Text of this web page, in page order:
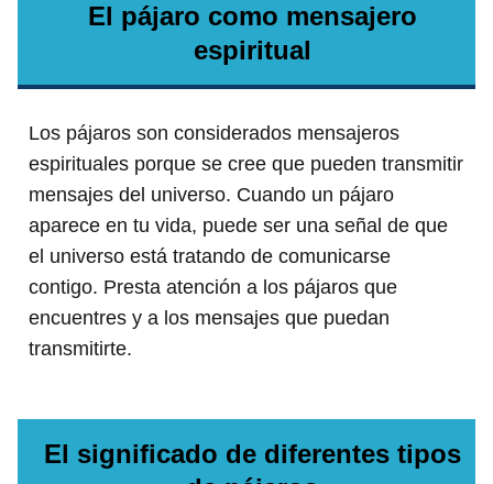
El pájaro como mensajero
espiritual
Los pájaros son considerados mensajeros
espirituales porque se cree que pueden transmitir
mensajes del universo. Cuando un pájaro
aparece en tu vida, puede ser una señal de que
el universo está tratando de comunicarse
contigo. Presta atención a los pájaros que
encuentres y a los mensajes que puedan
transmitirte.
El significado de diferentes tipos